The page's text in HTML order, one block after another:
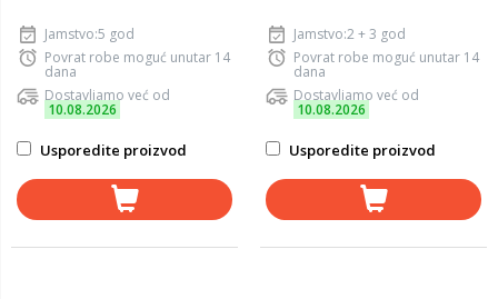
Jamstvo:5 god
Povrat robe moguć unutar 14
dana
Dostavljamo već od
10.08.2026
Usporedite proizvod
Jamstvo:2 + 3 god
Povrat robe moguć unutar 14
dana
Dostavljamo već od
10.08.2026
Usporedite proizvod